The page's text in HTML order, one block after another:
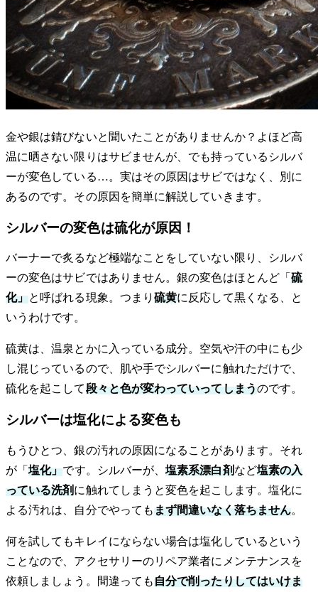
金や銀は錆びないと聞いたことがありませんか？よほど高
温に晒さない限りはサビませんが、でも持っているシルバ
ーが変色している…。実はその原因はサビではなく、別に
あるのです。その原因を簡単に解説していきます。
シルバーの変色は硫化が原因！
バーナーで炙るなど極端なことをしていない限り、シルバ
ーの変色はサビではありません。銀の変色はほとんど「 硫
化」と呼ばれる現象。つまり硫黄に反応して黒くなる、と
いうわけです。
硫黄は、温泉とかに入っている成分。空気や汗の中にも少
し混じっているので、肌や手でシルバーに触れただけで、
硫化を起こして段々と色が変わっていってしまうのです。
シルバーは塩化による変色も
もうひとつ、銀の汚れの原因になることがあります。それ
が「塩化」です。シルバーが、塩素系漂白剤など塩素の入
っている洗剤に触れてしまうと変色を起こします。塩化に
よる汚れは、自分でやってもまず間違いなく落ちません。
何を試してもキレイにならない場合は塩化しているという
ことなので、アクセサリーのリペア業者にメンテナンスを
依頼しましょう。間違っても自分で削ったりしてはいけま